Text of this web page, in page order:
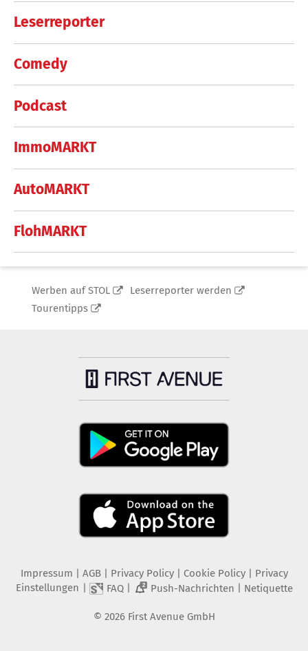
Leserreporter
Comedy
Podcast
ImmoMARKT
AutoMARKT
FlohMARKT
Werben auf STOL
Leserreporter werden
Tourentipps
Impressum AGB Privacy Policy| Cookie Policy| Privacy
Einstellungen
FAQ| 2 Push-Nachrichten Netiquette
© 2026 First Avenue GmbH